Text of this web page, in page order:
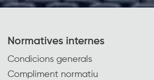
Normatives internes
Condicions generals
Compliment normatiu